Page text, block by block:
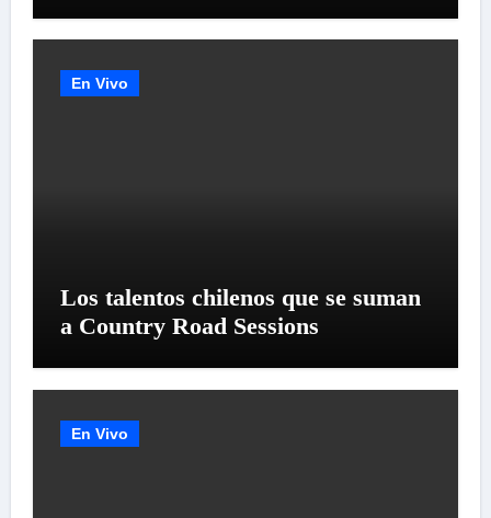
SU «LIVE SESSION #1»
En Vivo
Los talentos chilenos que se suman
a Country Road Sessions
En Vivo